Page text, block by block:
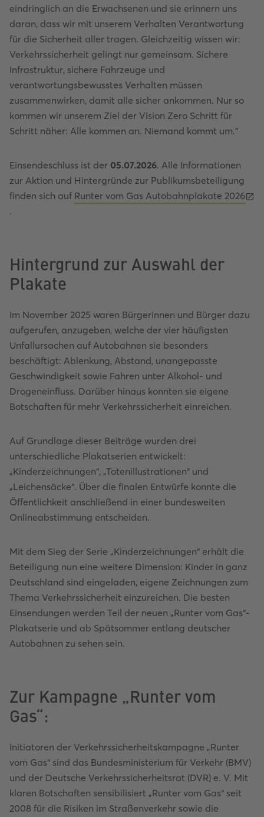
eindringlich an die Erwachsenen und sie erinnern uns
daran, dass wir mit unserem Verhalten Verantwortung
für die Sicherheit aller tragen. Gleichzeitig wissen wir:
Verkehrssicherheit gelingt nur gemeinsam. Sichere
Infrastruktur, sichere Fahrzeuge und
verantwortungsbewusstes Verhalten müssen
zusammenwirken, damit alle sicher ankommen. Nur so
kommen wir unserem Ziel der Vision Zero Schritt für
Schritt näher: Alle kommen an. Niemand kommt um."
Einsendeschluss ist der 05.07.2026. Alle Informationen
zur Aktion und Hintergründe zur Publikumsbeteiligung
finden sich auf Runter vom Gas Autobahnplakate 2026
.
Hintergrund zur Auswahl der
Plakate
Im November 2025 waren Bürgerinnen und Bürger dazu
aufgerufen, anzugeben, welche der vier häufigsten
Unfallursachen auf Autobahnen sie besonders
beschäftigt: Ablenkung, Abstand, unangepasste
Geschwindigkeit sowie Fahren unter Alkohol- und
Drogeneinfluss. Darüber hinaus konnten sie eigene
Botschaften für mehr Verkehrssicherheit einreichen.
Auf Grundlage dieser Beiträge wurden drei
unterschiedliche Plakatserien entwickelt:
„Kinderzeichnungen“, „Totenillustrationen“ und
„Leichensäcke“. Über die finalen Entwürfe konnte die
Öffentlichkeit anschließend in einer bundesweiten
Onlineabstimmung entscheiden.
Mit dem Sieg der Serie „Kinderzeichnungen“ erhält die
Beteiligung nun eine weitere Dimension: Kinder in ganz
Deutschland sind eingeladen, eigene Zeichnungen zum
Thema Verkehrssicherheit einzureichen. Die besten
Einsendungen werden Teil der neuen „Runter vom Gas“-
Plakatserie und ab Spätsommer entlang deutscher
Autobahnen zu sehen sein.
Zur Kampagne „Runter vom
Gas“:
Initiatoren der Verkehrssicherheitskampagne „Runter
vom Gas“ sind das Bundesministerium für Verkehr (BMV)
und der Deutsche Verkehrssicherheitsrat (DVR) e. V. Mit
klaren Botschaften sensibilisiert „Runter vom Gas“ seit
2008 für die Risiken im Straßenverkehr sowie die